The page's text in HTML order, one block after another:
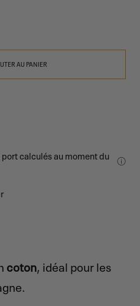
AU PANIER
calculés au moment du
coton, idéal pour les